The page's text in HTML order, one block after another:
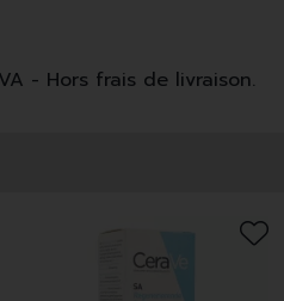
- Hors frais de livraison.